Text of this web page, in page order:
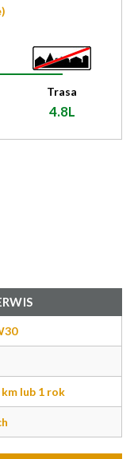
Trasa
4.8L
km lub 1 rok